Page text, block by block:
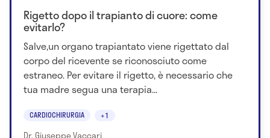
Rigetto dopo il trapianto di cuore: come
evitarlo?
Salve,un organo trapiantato viene rigettato dal
corpo del ricevente se riconosciuto come
estraneo. Per evitare il rigetto, è necessario che
tua madre segua una terapia...
CARDIOCHIRURGIA +1
Dr. Giuseppe Vaccari